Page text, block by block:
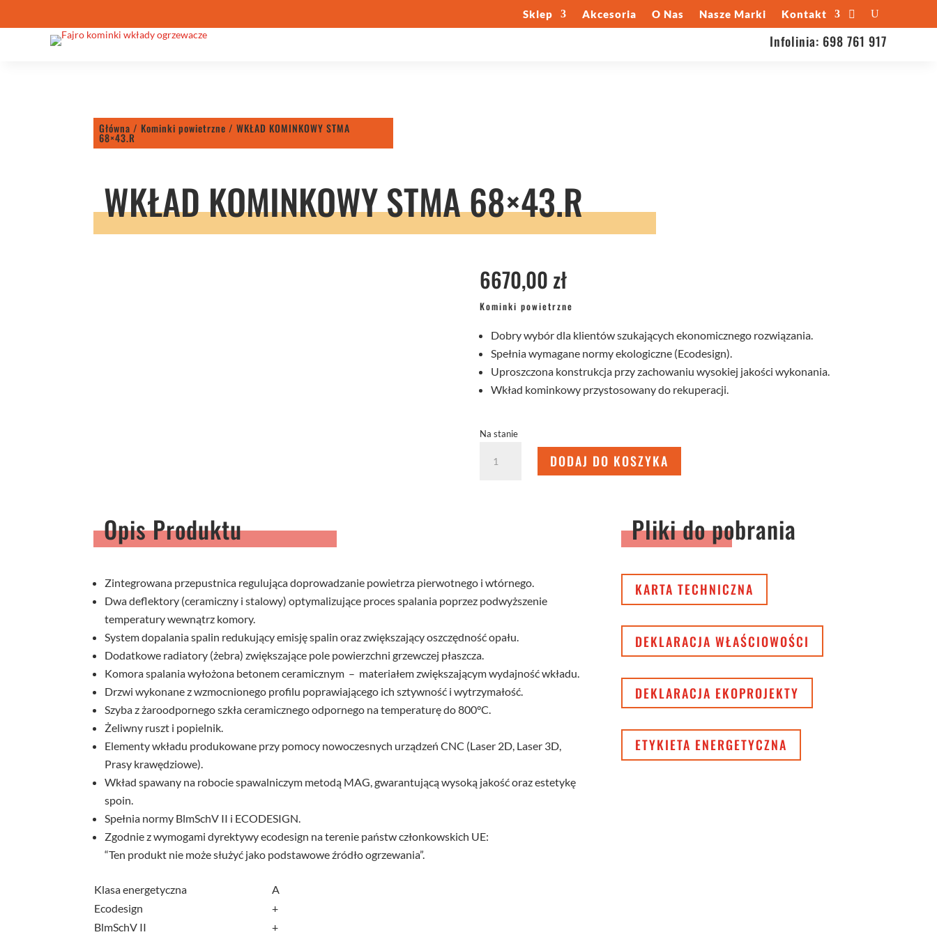
Sklep Akcesoria O Nas Nasze Marki Kontakt
Infolinia: 698 761 917
Główna /Kominki powietrzne / WKŁAD KOMINKOWY STMA
68×43.R
WKŁAD KOMINKOWY STMA 68×43.R
6670,00 zł
Kominki powietrzne
Dobry wybór dla klientów szukających ekonomicznego rozwiązania.
Spełnia wymagane normy ekologiczne (Ecodesign).
Uproszczona konstrukcja przy zachowaniu wysokiej jakości wykonania.
Wkład kominkowy przystosowany do rekuperacji.
Na stanie
WKŁAD
DODAJ DO KOSZYKA
Opis Produktu
Zintegrowana przepustnica regulująca doprowadzanie powietrza pierwotnego i wtórnego.
Dwa deflektory (ceramiczny i stalowy) optymalizujące proces spalania poprzez podwyższenie
temperatury wewnątrz komory.
System dopalania spalin redukujący emisję spalin oraz zwiększający oszczędność opału.
Dodatkowe radiatory (żebra) zwiększające pole powierzchni grzewczej płaszcza.
Komora spalania wyłożona betonem ceramicznym – materiałem zwiększającym wydajność wkładu.
Drzwi wykonane z wzmocnionego profilu poprawiającego ich sztywność i wytrzymałość.
Szyba z żaroodpornego szkła ceramicznego odpornego na temperaturę do 800°C.
Żeliwny ruszt i popielnik.
Elementy wkładu produkowane przy pomocy nowoczesnych urządzeń CNC (Laser 2D, Laser 3D,
Prasy krawędziowe).
Wkład spawany na robocie spawalniczym metodą MAG, gwarantującą wysoką jakość oraz estetykę
spoin.
Spełnia normy BlmSchV II i ECODESIGN.
Zgodnie z wymogami dyrektywy ecodesign na terenie państw członkowskich UE:
“Ten produkt nie może służyć jako podstawowe źródło ogrzewania”.
Klasa energetyczna
A
Ecodesign
+
BlmSchV II
+
Pliki do pobrania
KARTA TECHNICZNA
DEKLARACJA WŁAŚCIOWOŚCI
DEKLARACJA EKOPROJEKTY
ETYKIETA ENERGETYCZNA